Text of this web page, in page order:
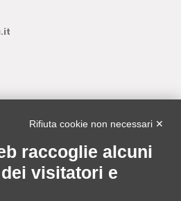
Rifiuta cookie non necessari ✕
raccoglie alcuni
visitatori e